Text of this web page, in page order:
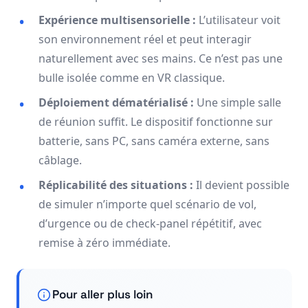
Expérience multisensorielle : L’utilisateur voit
son environnement réel et peut interagir
naturellement avec ses mains. Ce n’est pas une
bulle isolée comme en VR classique.
Déploiement dématérialisé : Une simple salle
de réunion suffit. Le dispositif fonctionne sur
batterie, sans PC, sans caméra externe, sans
câblage.
Réplicabilité des situations : Il devient possible
de simuler n’importe quel scénario de vol,
d’urgence ou de check-panel répétitif, avec
remise à zéro immédiate.
Pour aller plus loin